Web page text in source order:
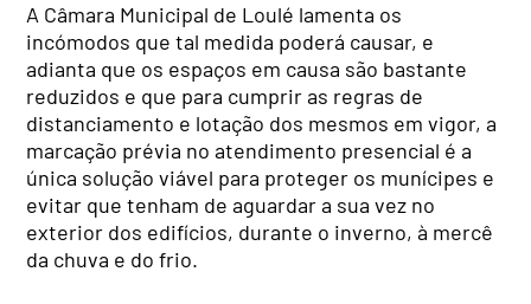
A Câmara Municipal de Loulé lamenta os
incómodos que tal medida poderá causar, e
adianta que os espaços em causa são bastante
reduzidos e que para cumprir as regras de
distanciamento e lotação dos mesmos em vigor, a
marcação prévia no atendimento presencial é a
única solução viável para proteger os munícipes e
evitar que tenham de aguardar a sua vez no
exterior dos edifícios, durante o inverno, à mercê
da chuva e do frio.